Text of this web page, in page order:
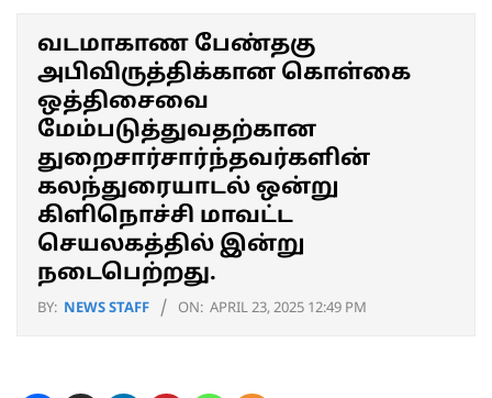
வடமாகாண பேண்தகு
அபிவிருத்திக்கான கொள்கை
ஒத்திசைவை
மேம்படுத்துவதற்கான
துறைசார்சார்ந்தவர்களின்
கலந்துரையாடல் ஒன்று
கிளிநொச்சி மாவட்ட
செயலகத்தில் இன்று
நடைபெற்றது.
BY: NEWS STAFF ON: APRIL 23, 2025 12:49 PM